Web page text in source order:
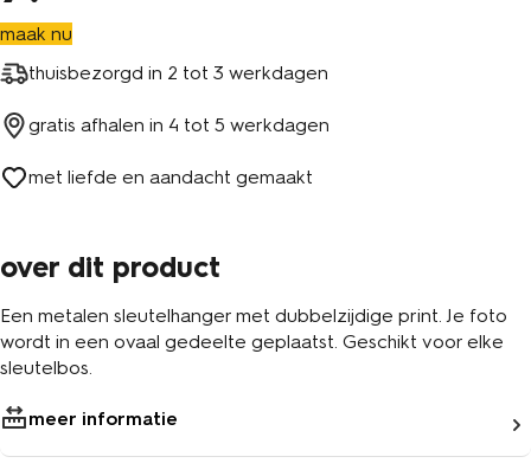
maak nu
thuisbezorgd in 2 tot 3 werkdagen
gratis afhalen in 4 tot 5 werkdagen
met liefde en aandacht gemaakt
over dit product
Een metalen sleutelhanger met dubbelzijdige print. Je foto
wordt in een ovaal gedeelte geplaatst. Geschikt voor elke
sleutelbos.
meer informatie